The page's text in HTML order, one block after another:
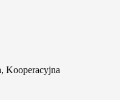
Kooperacyjna